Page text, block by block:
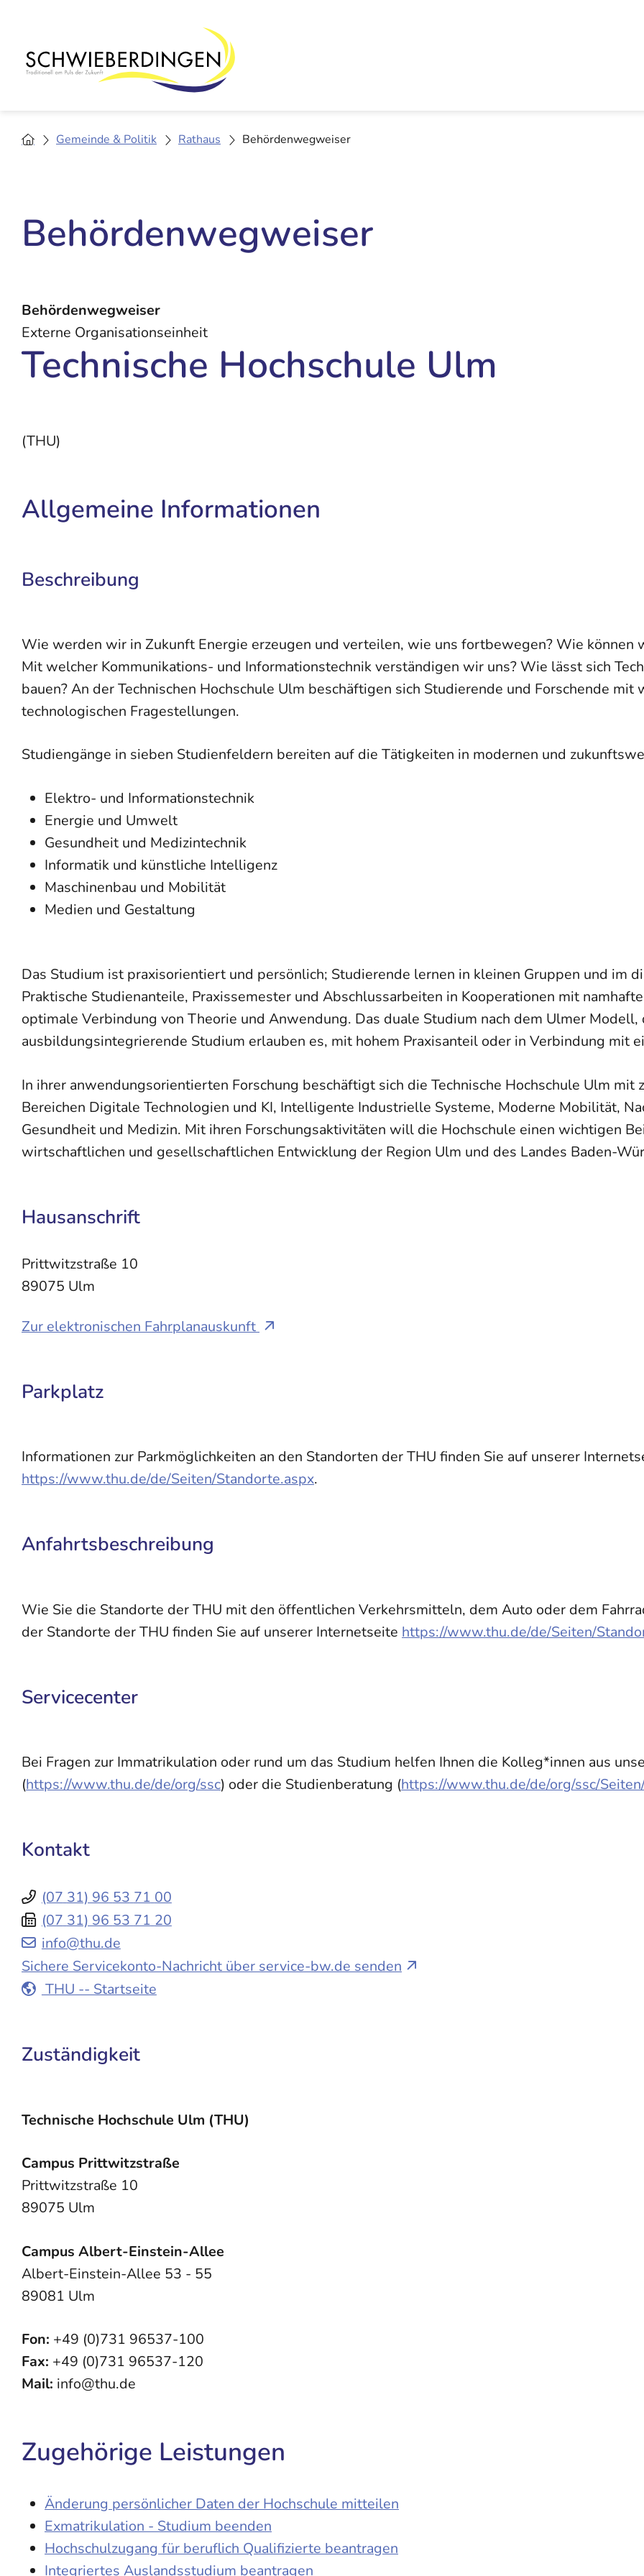
Gemeinde & Politik Rathaus Behördenwegweiser
Behördenwegweiser
Behördenwegweiser
Externe Organisationseinheit
Technische Hochschule Ulm
(THU)
Allgemeine Informationen
Beschreibung
Wie werden wir in Zukunft Energie erzeugen und verteilen, wie uns fortbewegen? Wie können
Mit welcher Kommunikations- und Informationstechnik verständigen wir uns? Wie lässt sich
bauen? An der Technischen Hochschule Ulm beschäftigen sich Studierende und Forschende
technologischen Fragestellungen.
Studiengänge in sieben Studienfeldern bereiten auf die Tätigkeiten in modernen und
Elektro- und Informationstechnik
Energie und Umwelt
Gesundheit und Medizintechnik
Informatik und künstliche Intelligenz
Maschinenbau und Mobilität
Medien und Gestaltung
Das Studium ist praxisorientiert und persönlich; Studierende lernen in kleinen Gruppen und im
Praktische Studienanteile, Praxissemester und Abschlussarbeiten in Kooperationen mit
optimale Verbindung von Theorie und Anwendung. Das duale Studium nach dem Ulmer
ausbildungsintegrierende Studium erlauben es, mit hohem Praxisanteil oder in Verbindung mit
In ihrer anwendungsorientierten Forschung beschäftigt sich die Technische Hochschule Ulm
Bereichen Digitale Technologien und KI, Intelligente Industrielle Systeme, Moderne Mobilität,
Gesundheit und Medizin. Mit ihren Forschungsaktivitäten will die Hochschule einen wichtigen
wirtschaftlichen und gesellschaftlichen Entwicklung der Region Ulm und des Landes Baden-
Hausanschrift
Prittwitzstraße 10
89075 Ulm
Zur elektronischen Fahrplanauskunft
Parkplatz
Informationen zur Parkmöglichkeiten an den Standorten der THU finden Sie auf unserer
https://www.thu.de/de/Seiten/Standorte.aspx.
Anfahrtsbeschreibung
Wie Sie die Standorte der THU mit den öffentlichen Verkehrsmitteln, dem Auto oder dem
der Standorte der THU finden Sie auf unserer Internetseite https://www.thu.de/de/Seiten/
Servicecenter
Bei Fragen zur Immatrikulation oder rund um das Studium helfen Ihnen die Kolleg*innen aus
(https://www.thu.de/de/org/ssc) oder die Studienberatung (https://www.thu.de/de/org/ssc/
Kontakt
(07 31) 96 53 71 00
(07 31) 96 53 71 20
info@thu.de
Sichere Servicekonto-Nachricht über service-bw.de senden
THU -- Startseite
Zuständigkeit
Technische Hochschule Ulm (THU)
Campus Prittwitzstraße
Prittwitzstraße 10
89075 Ulm
Campus Albert-Einstein-Allee
Albert-Einstein-Allee 53 - 55
89081 Ulm
Fon: +49 (0)731 96537-100
Fax: +49 (0)731 96537-120
Mail: info@thu.de
Zugehörige Leistungen
Änderung persönlicher Daten der Hochschule mitteilen
Exmatrikulation - Studium beenden
Hochschulzugang für beruflich Qualifizierte beantragen
Integriertes Auslandsstudium beantragen